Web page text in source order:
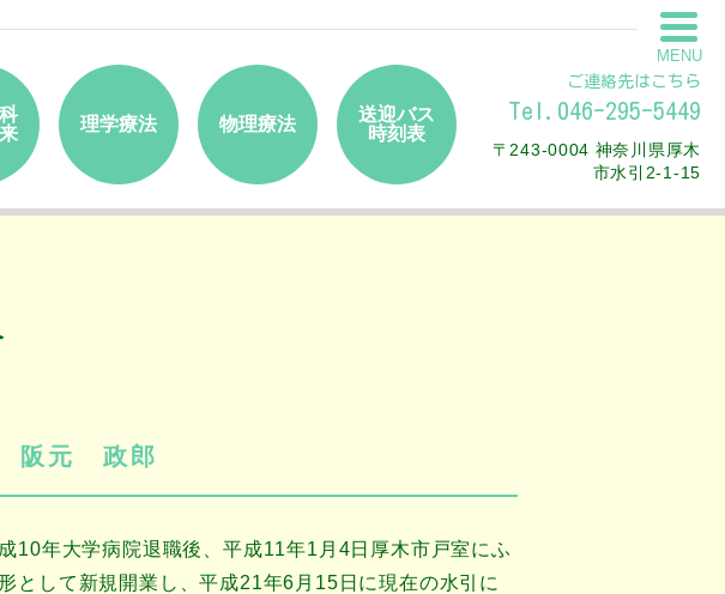
理学療法 物理療法
送迎バス
時刻表
MENU
ご連絡先はこちら
Tel.046-295-5449
〒243-0004 神奈川県厚木
市水引2-1-15
阪元 政郎
10年大学病院退職後、平成11年1月4日厚木市戸室にふ
として新規開業し、平成21年6月15日に現在の水引に